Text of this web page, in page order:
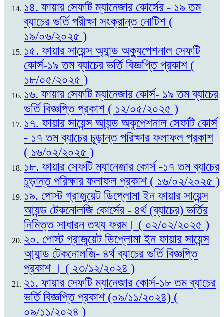
১৪. ফায়ার সেফটি ম্যানেজার কোর্সের - ১৯ তম
ব্যাচের ভর্তি পরীক্ষা সংক্রান্ত নোটিশ (
১৯/০৬/২০২৫ )
১৫. ফায়ার সায়েন্স অ্যান্ড অক্যুপেশনাল সেফটি
কোর্স-১৯ তম ব্যাচের ভর্তি বিজ্ঞপ্তি প্রকাশ (
১৮/০৫/২০২৫ )
১৬. ফায়ার সেফটি ম্যানেজার কোর্স- ১৯ তম ব্যাচের
ভর্তি বিজ্ঞপ্তি প্রকাশ ( ১২/০৫/২০২৫ )
১৭. ফায়ার সায়েন্স আ্যন্ড অকুপেশনাল সেফটি কোর্স
- ১৭ তম ব্যাচের চূড়ান্ত পরিক্ষার ফলাফল প্রকাশ
( ১৬/০২/২০২৫ )
১৮. ফায়ার সেফটি ম্যানেজার কোর্স -১৭ তম ব্যাচের
চূড়ান্ত পরিক্ষার ফলাফল প্রকাশ ( ১৬/০২/২০২৫ )
১৯. পোস্ট গ্রাজুয়েট ডিপ্লোমা ইন ফায়ার সায়েন্স
আ্যন্ড টেকনোলজি কোর্সের - ৪র্থ (ব্যাচের) ভর্তির
নিমিত্ত সাধারন তথ্য ফরম। ( ০২/০২/২০২৫ )
২০. পোস্ট গ্রাজুয়েট ডিপ্লোমা ইন ফায়ার সায়েন্স
আ্যান্ড টেকনোলজি- ৪র্থ ব্যাচের ভর্তি বিজ্ঞপ্তি
প্রকাশ । ( ২৩/১২/২০২৪ )
২১. ফায়ার সেফটি ম্যানেজার কোর্স-১৮ তম ব্যাচের
ভর্তি বিজ্ঞপ্তি প্রকাশ (০৯/১১/২০২৪) (
০৯/১১/২০২৪ )